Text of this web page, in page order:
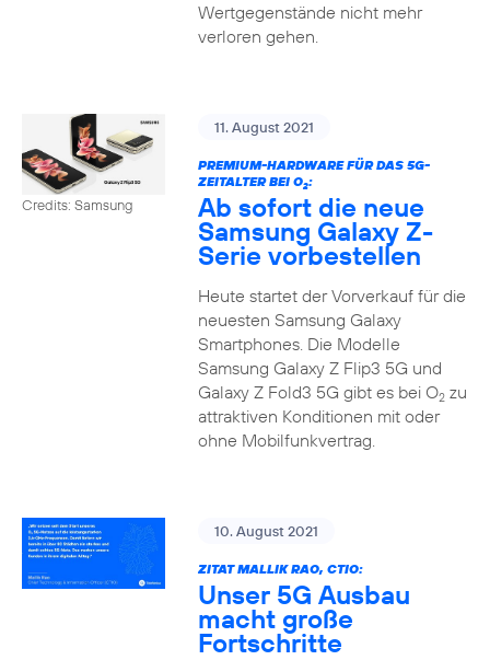
Wertgegenstände nicht mehr
verloren gehen.
Credits: Samsung
11. August 2021
PREMIUM-HARDWARE FÜR DAS 5G-
ZEITALTER BEI O2:
Ab sofort die neue
Samsung Galaxy Z-
Serie vorbestellen
Heute startet der Vorverkauf für die
neuesten Samsung Galaxy
Smartphones. Die Modelle
Samsung Galaxy Z Flip3 5G und
Galaxy Z Fold3 5G gibt es bei O2zu
attraktiven Konditionen mit oder
ohne Mobilfunkvertrag.
10. August 2021
ZITAT MALLIK RAO, CTIO:
Unser 5G Ausbau
macht große
Fortschritte